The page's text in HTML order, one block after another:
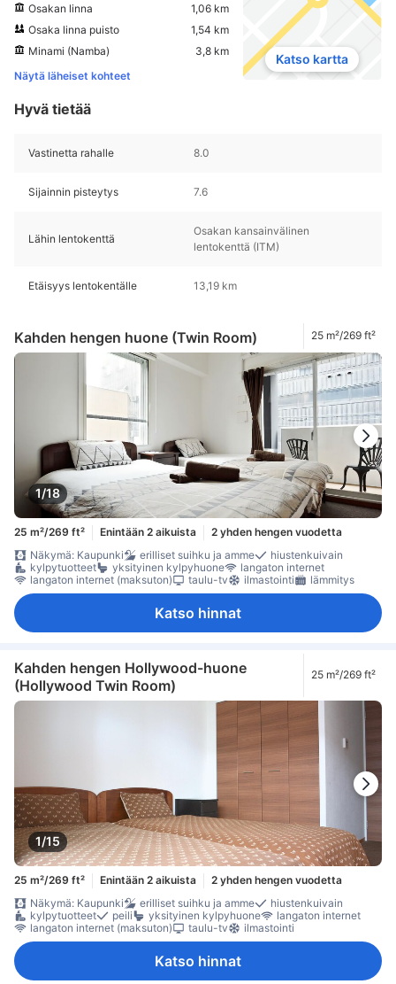
Osakan linna
1,06 km
Osaka linna puisto
1,54 km
Minami (Namba)
3,8 km
Näytä läheiset kohteet
Katso kartta
Hyvä tietää
Vastinetta rahalle 8.0
Sijainnin pisteytys 7.6
Lähin lentokenttä
Osakan kansainvälinen
lentokenttä (ITM)
Etäisyys lentokentälle 13,19 km
Kahden hengen huone (Twin Room) 25 m²/269 ft²
1/18
25 m²/269 ft² Enintään 2 aikuista
2 yhden hengen vuodetta
Näkymä: Kaupunki
erilliset suihku ja amme
hiustenkuivain
kylpytuotteet
yksityinen kylpyhuone
langaton internet
langaton internet (maksuton)
taulu-tv ilmastointi lämmitys
Katso hinnat
Kahden hengen Hollywood-huone
(Hollywood Twin Room)
25 m²/269 ft²
1/15
25 m²/269 ft² Enintään 2 aikuista
2 yhden hengen vuodetta
Näkymä: Kaupunki
erilliset suihku ja amme
hiustenkuivain
kylpytuotteet
peili yksityinen kylpyhuone
langaton internet
langaton internet (maksuton)
taulu-tv ilmastointi
Katso hinnat